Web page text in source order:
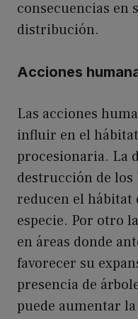
consecuencias en
distribución.
Acciones
Las acciones
influir en el
procesionaria. La
destrucción de los
reducen el hábitat
especie. Por otro
en áreas donde
favorecer su
presencia de
puede aumentar